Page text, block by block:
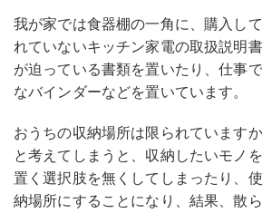
我が家では食器棚の一角に、購入し
れていないキッチン家電の取扱説明
が迫っている書類を置いたり、仕事
なバインダーなどを置いています。
おうちの収納場所は限られています
と考えてしまうと、収納したいモノ
置く選択肢を無くしてしまったり、
納場所にすることになり、結果、散